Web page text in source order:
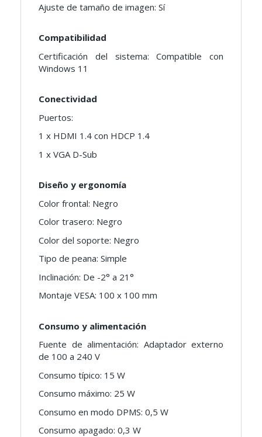
Ajuste de tamaño de imagen: Sí
Compatibilidad
Certificación del sistema: Compatible con
Windows 11
Conectividad
Puertos:
1 x HDMI 1.4 con HDCP 1.4
1 x VGA D-Sub
Diseño y ergonomía
Color frontal: Negro
Color trasero: Negro
Color del soporte: Negro
Tipo de peana: Simple
Inclinación: De -2° a 21°
Montaje VESA: 100 x 100 mm
Consumo y alimentación
Fuente de alimentación: Adaptador externo
de 100 a 240 V
Consumo típico: 15 W
Consumo máximo: 25 W
Consumo en modo DPMS: 0,5 W
Consumo apagado: 0,3 W